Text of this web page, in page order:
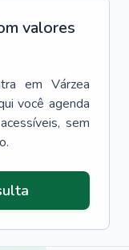
valores
em Várzea
você agenda
sem